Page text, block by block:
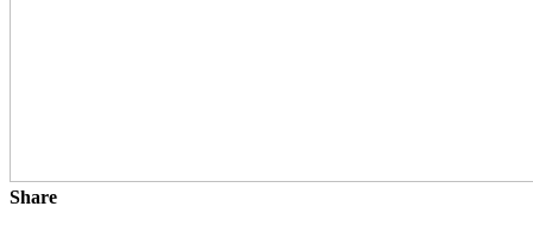
Share